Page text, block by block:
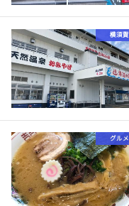
横須賀
グルメ